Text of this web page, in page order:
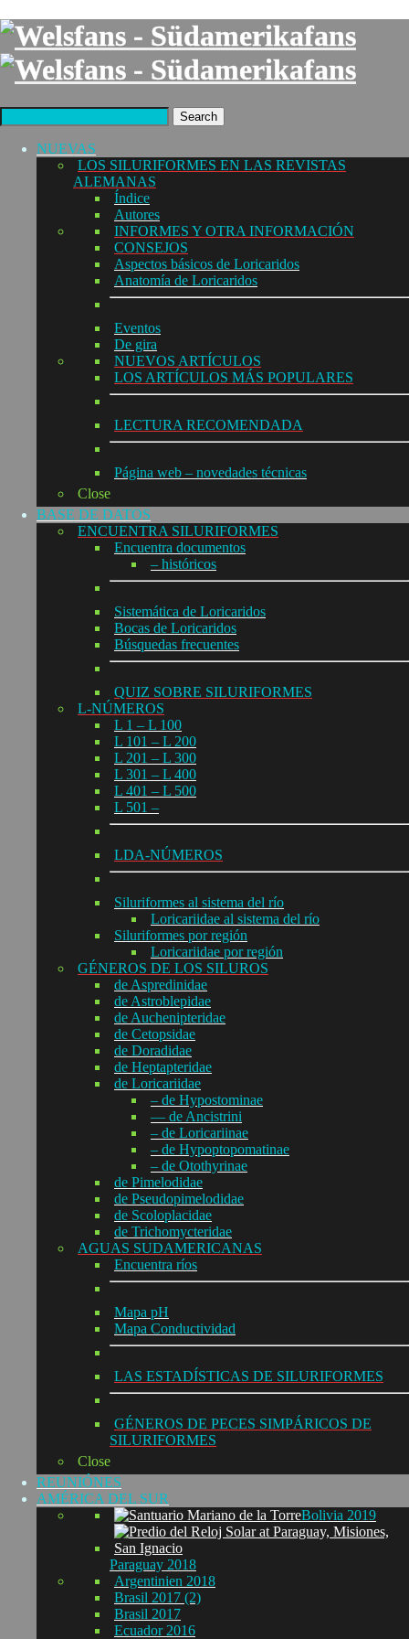
Search
NUEVAS
LOS SILURIFORMES EN LAS REVISTAS
ALEMANAS
Índice
Autores
INFORMES Y OTRA INFORMACIÓN
CONSEJOS
Aspectos básicos de Loricaridos
Anatomía de Loricaridos
Eventos
De gira
NUEVOS ARTÍCULOS
LOS ARTÍCULOS MÁS POPULARES
LECTURA RECOMENDADA
Página web – novedades técnicas
Close
BASE DE DATOS
ENCUENTRA SILURIFORMES
Encuentra documentos
– históricos
Sistemática de Loricaridos
Bocas de Loricaridos
Búsquedas frecuentes
QUIZ SOBRE SILURIFORMES
L-NÚMEROS
L 1 – L 100
L 101 – L 200
L 201 – L 300
L 301 – L 400
L 401 – L 500
L 501 –
LDA-NÚMEROS
Siluriformes al sistema del río
Loricariidae al sistema del río
Siluriformes por región
Loricariidae por región
GÉNEROS DE LOS SILUROS
de Aspredinidae
de Astroblepidae
de Auchenipteridae
de Cetopsidae
de Doradidae
de Heptapteridae
de Loricariidae
– de Hypostominae
— de Ancistrini
– de Loricariinae
– de Hypoptopomatinae
– de Otothyrinae
de Pimelodidae
de Pseudopimelodidae
de Scoloplacidae
de Trichomycteridae
AGUAS SUDAMERICANAS
Encuentra ríos
Mapa pH
Mapa Conductividad
LAS ESTADÍSTICAS DE SILURIFORMES
GÉNEROS DE PECES SIMPÁRICOS DE
SILURIFORMES
Close
REUNIÓNES
AMÉRICA DEL SUR
Bolivia 2019
Paraguay 2018
Argentinien 2018
Brasil 2017 (2)
Brasil 2017
Ecuador 2016